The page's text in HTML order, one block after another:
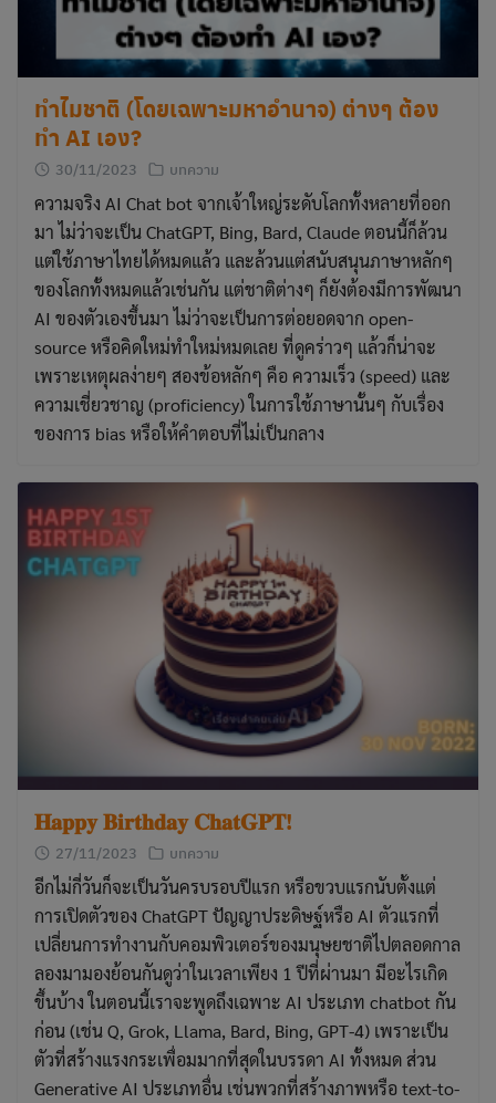
ทำไมชาติ (โดยเฉพาะมหาอำนาจ) ต่างๆ ต้อง
ทำ AI เอง?
30/11/2023 บทความ
ความจริง AI Chat bot จากเจ้าใหญ่ระดับโลกทั้งหลายที่ออก
มา ไม่ว่าจะเป็น ChatGPT, Bing, Bard, Claude ตอนนี้ก็ล้วน
แต่ใช้ภาษาไทยได้หมดแล้ว และล้วนแต่สนับสนุนภาษาหลักๆ
ของโลกทั้งหมดแล้วเช่นกัน แต่ชาติต่างๆ ก็ยังต้องมีการพัฒนา
AI ของตัวเองขึ้นมา ไม่ว่าจะเป็นการต่อยอดจาก open-
source หรือคิดใหม่ทำใหม่หมดเลย ที่ดูคร่าวๆ แล้วก็น่าจะ
เพราะเหตุผลง่ายๆ สองข้อหลักๆ คือ ความเร็ว (speed) และ
ความเชี่ยวชาญ (proficiency) ในการใช้ภาษานั้นๆ กับเรื่อง
ของการ bias หรือให้คำตอบที่ไม่เป็นกลาง
𝐇𝐚𝐩𝐩𝐲 𝐁𝐢𝐫𝐭𝐡𝐝𝐚𝐲 𝐂𝐡𝐚𝐭𝐆𝐏𝐓!
27/11/2023 บทความ
อีกไม่กี่วันก็จะเป็นวันครบรอบปีแรก หรือขวบแรกนับตั้งแต่
การเปิดตัวของ ChatGPT ปัญญาประดิษฐ์หรือ AI ตัวแรกที่
เปลี่ยนการทำงานกับคอมพิวเตอร์ของมนุษยชาติไปตลอดกาล
ลองมามองย้อนกันดูว่าในเวลาเพียง 1 ปีที่ผ่านมา มีอะไรเกิด
ขึ้นบ้าง ในตอนนี้เราจะพูดถึงเฉพาะ AI ประเภท chatbot กัน
ก่อน (เช่น Q, Grok, Llama, Bard, Bing, GPT-4) เพราะเป็น
ตัวที่สร้างแรงกระเพื่อมมากที่สุดในบรรดา AI ทั้งหมด ส่วน
Generative AI ประเภทอื่น เช่นพวกที่สร้างภาพหรือ text-to-